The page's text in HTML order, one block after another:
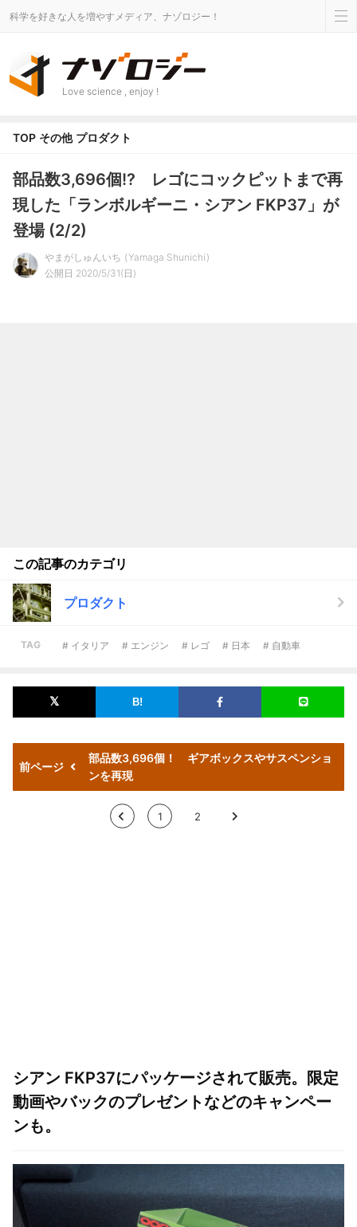
科学を好きな人を増やすメディア、ナゾロジー！
Love science , enjoy !
TOP その他 プロダクト
部品数3,696個!? レゴにコックピットまで再
現した「ランボルギーニ・シアン FKP37」が
登場 (2/2)
やまがしゅんいち
Yamaga Shunichi
公開日 2020/5/31(日)
この記事のカテゴリ
プロダクト
TAG # イタリア # エンジン # レゴ # 日本 # 自動車
前ページ
部品数3,696個！ ギアボックスやサスペンショ
ンを再現
< 1 2 >
シアン FKP37にパッケージされて販売。限定
動画やバックのプレゼントなどのキャンペー
ンも。